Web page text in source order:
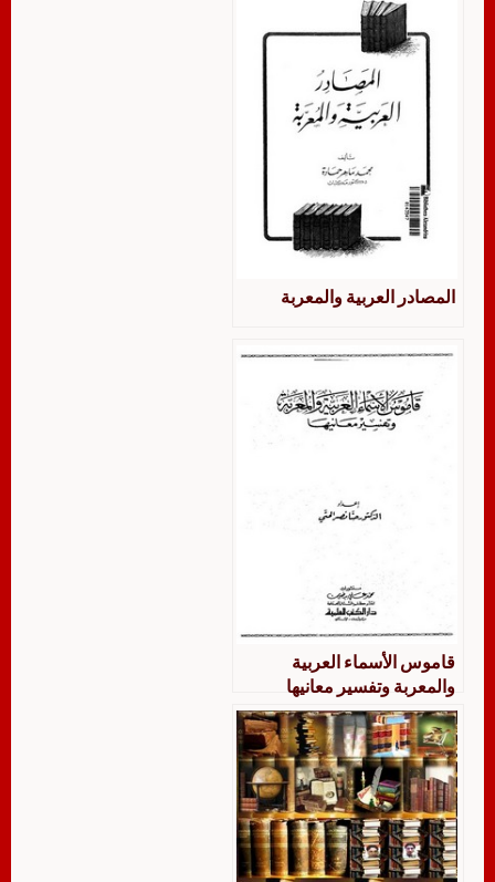
المصادر العربية والمعربة
قاموس الأسماء العربية
والمعربة وتفسير معانيها